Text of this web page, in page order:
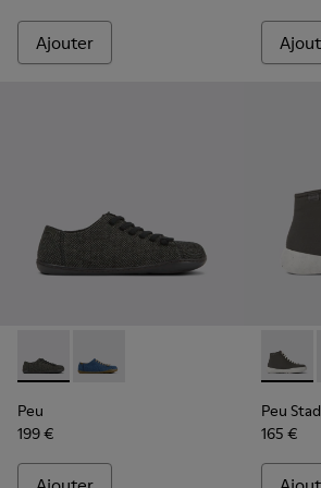
Ajouter
Peu - K201477-002 - Chaussures
Peu - K201477-005
Peu
199 €
Peu
Peu
165 €